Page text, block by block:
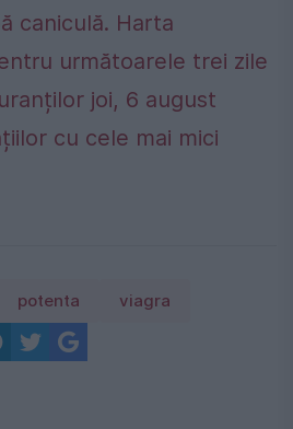
caniculă. Harta
următoarele trei zile
joi, 6 august
cu cele mai mici
potenta viagra